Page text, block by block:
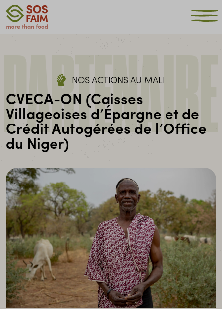
PARTENAIRE
NOS ACTIONS AU MALI
CVECA-ON (Caisses
Villageoises d’Épargne et de
Crédit Autogérées de l’Office
du Niger)